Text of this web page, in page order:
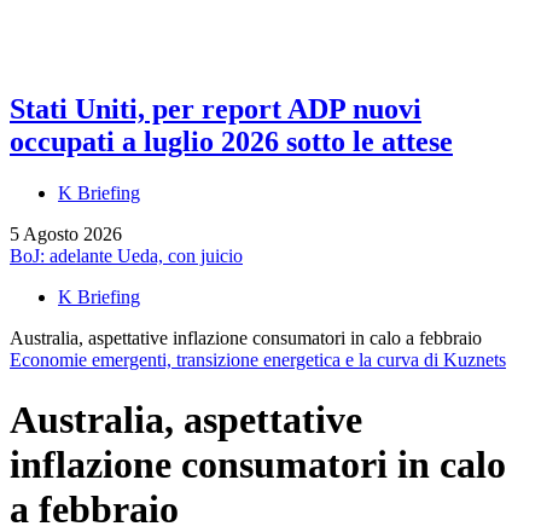
Stati Uniti, per report ADP nuovi
occupati a luglio 2026 sotto le attese
K Briefing
5 Agosto 2026
BoJ: adelante Ueda, con juicio
K Briefing
Australia, aspettative inflazione consumatori in calo a febbraio
Economie emergenti, transizione energetica e la curva di Kuznets
Australia, aspettative
inflazione consumatori in calo
a febbraio